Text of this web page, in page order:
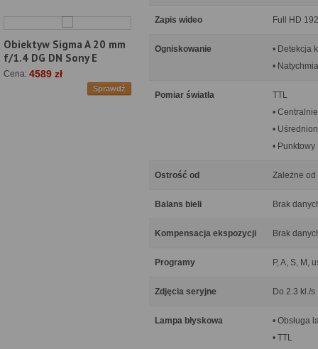
Obiektyw Sigma A 20 mm
f/1.4 DG DN Sony E
Cena: 4589 zł
Sprawdź
Zapis wideo Full HD
Ogniskowanie
• Detekcja
•
Pomiar światła
TTL
•
•
• Punktowy
Ostrość od Zależne
Balans bieli Brak
Kompensacja ekspozycji Brak
Programy P, A, S, M,
Zdjęcia seryjne Do 2.3 kl./s
Lampa błyskowa
• Obsługa
• TTL